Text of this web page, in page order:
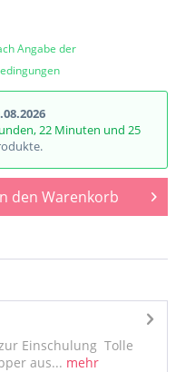
Angabe der
22 Minuten und 25
den Warenkorb
Einschulung Tolle
aus... mehr